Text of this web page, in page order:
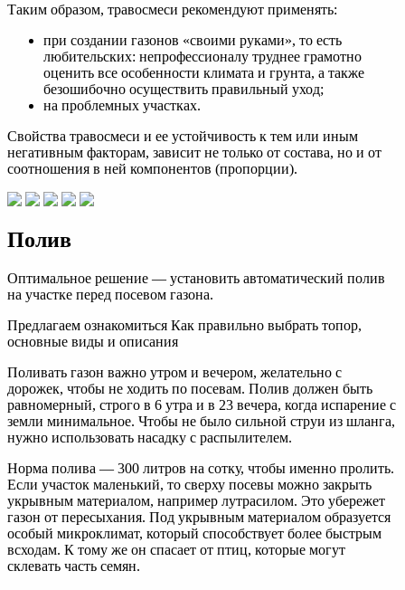
Таким образом, травосмеси рекомендуют применять:
при создании газонов «своими руками», то есть
любительских: непрофессионалу труднее грамотно
оценить все особенности климата и грунта, а также
безошибочно осуществить правильный уход;
на проблемных участках.
Свойства травосмеси и ее устойчивость к тем или иным
негативным факторам, зависит не только от состава, но и от
соотношения в ней компонентов (пропорции).
Полив
Оптимальное решение — установить автоматический полив
на участке перед посевом газона.
Предлагаем ознакомиться Как правильно выбрать топор,
основные виды и описания
Поливать газон важно утром и вечером, желательно с
дорожек, чтобы не ходить по посевам. Полив должен быть
равномерный, строго в 6 утра и в 23 вечера, когда испарение с
земли минимальное. Чтобы не было сильной струи из шланга,
нужно использовать насадку с распылителем.
Норма полива — 300 литров на сотку, чтобы именно пролить.
Если участок маленький, то сверху посевы можно закрыть
укрывным материалом, например лутрасилом. Это убережет
газон от пересыхания. Под укрывным материалом образуется
особый микроклимат, который способствует более быстрым
всходам. К тому же он спасает от птиц, которые могут
склевать часть семян.